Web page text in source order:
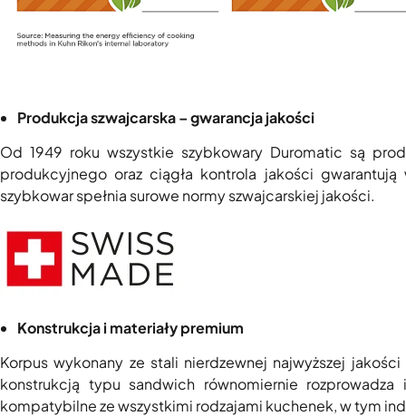
Produkcja szwajcarska – gwarancja jakości
Od 1949 roku wszystkie szybkowary Duromatic są
produkcyjnego oraz ciągła kontrola jakości
szybkowar spełnia surowe normy szwajcarskiej jakości.
Konstrukcja i materiały premium
Korpus wykonany ze stali nierdzewnej najwyższej
konstrukcją typu sandwich równomiernie
kompatybilne ze wszystkimi rodzajami kuchenek, w tym